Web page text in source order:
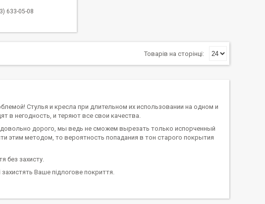
633-05-08
Стулья и кресла при длительном их использовании на одном и
негодность, и теряют все свои качества.
дорого, мы ведь не сможем вырезать только испорченный
этим методом, то вероятность попадания в тон старого покрытия
без захисту.
Ваше підлогове покриття.